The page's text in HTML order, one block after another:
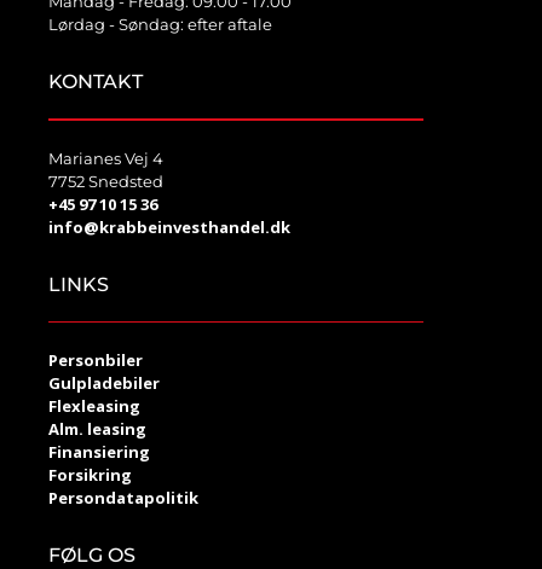
Lørdag - Søndag: efter aftale
KONTAKT
Marianes Vej 4
7752 Snedsted
+45 97 10 15 36
info@krabbeinvesthandel.dk
LINKS
Personbiler
Gulpladebiler
Flexleasing
Alm. leasing
Finansiering
Forsikring
Persondatapolitik
FØLG OS